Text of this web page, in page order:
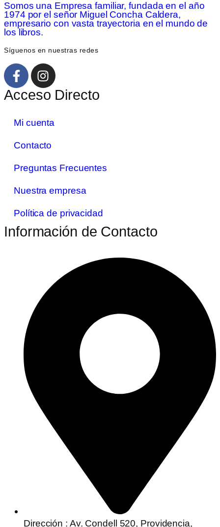
Somos una Empresa familiar, fundada en el año
1974 por el señor Miguel Concha Caldera,
empresario con vasta trayectoria en el mundo de
los libros.
Síguenos en nuestras redes
Acceso Directo
Mi cuenta
Contacto
Preguntas Frecuentes
Nuestra empresa
Política de privacidad
Información de Contacto
Dirección : Av. Condell 520, Providencia,